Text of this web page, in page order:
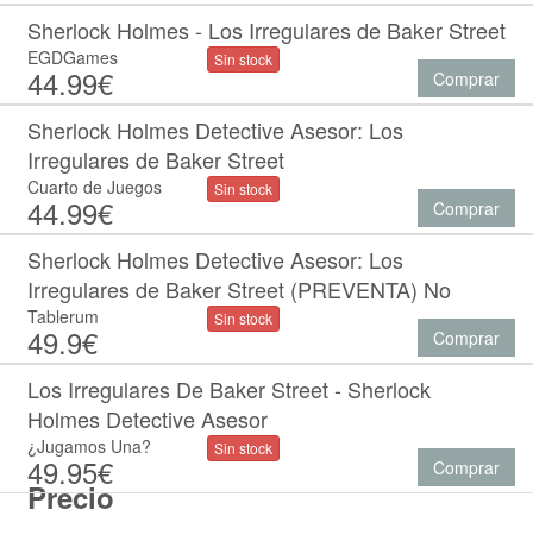
Precio
Sherlock Holmes - Los Irregulares de Baker Street
EGDGames
44.99€
Sin stock
Comprar
Sherlock Holmes Detective Asesor: Los
Irregulares de Baker Street
Cuarto de Juegos
44.99€
Sin stock
Comprar
Sherlock Holmes Detective Asesor: Los
Irregulares de Baker Street (PREVENTA) No
Tablerum
49.9€
Sin stock
Comprar
Los Irregulares De Baker Street - Sherlock
Holmes Detective Asesor
¿Jugamos Una?
49.95€
Sin stock
Comprar